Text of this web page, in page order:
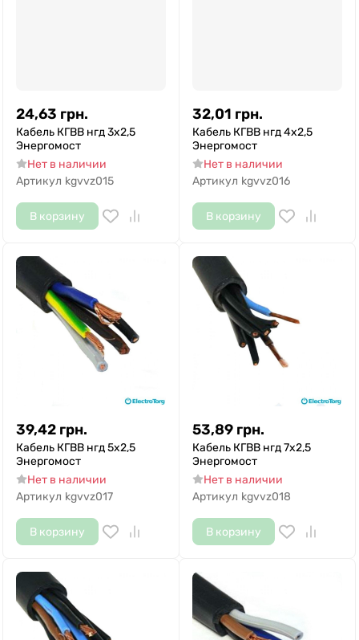
24,63 грн.
Кабель КГВВ нгд 3х2,5
Энергомост
Нет в наличии
Артикул kgvvz015
В корзину
32,01 грн.
Кабель КГВВ нгд 4х2,5
Энергомост
Нет в наличии
Артикул kgvvz016
В корзину
39,42 грн.
Кабель КГВВ нгд 5х2,5
Энергомост
Нет в наличии
Артикул kgvvz017
В корзину
53,89 грн.
Кабель КГВВ нгд 7х2,5
Энергомост
Нет в наличии
Артикул kgvvz018
В корзину